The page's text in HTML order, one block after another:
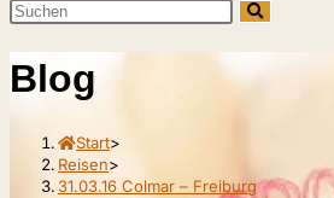
umschalten
Diese
durchsuchen
Blog
Start>
Reisen>
31.03.16 Colmar – Freiburg